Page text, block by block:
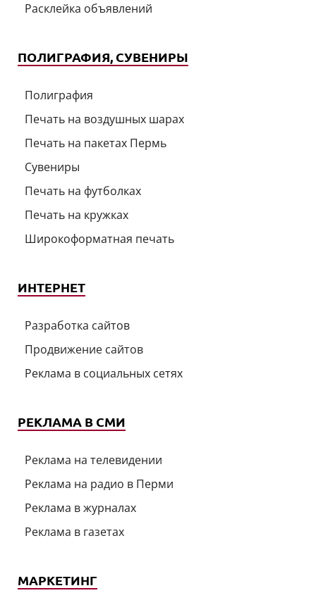
Расклейка объявлений
ПОЛИГРАФИЯ, СУВЕНИРЫ
Полиграфия
Печать на воздушных шарах
Печать на пакетах Пермь
Сувениры
Печать на футболках
Печать на кружках
Широкоформатная печать
ИНТЕРНЕТ
Разработка сайтов
Продвижение сайтов
Реклама в социальных сетях
РЕКЛАМА В СМИ
Реклама на телевидении
Реклама на радио в Перми
Реклама в журналах
Реклама в газетах
МАРКЕТИНГ